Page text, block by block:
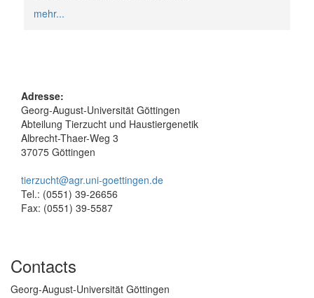
mehr...
Adresse:
Georg-August-Universität Göttingen
Abteilung Tierzucht und Haustiergenetik
Albrecht-Thaer-Weg 3
37075 Göttingen
tierzucht@agr.uni-goettingen.de
Tel.: (0551) 39-26656
Fax: (0551) 39-5587
Contacts
Georg-August-Universität Göttingen